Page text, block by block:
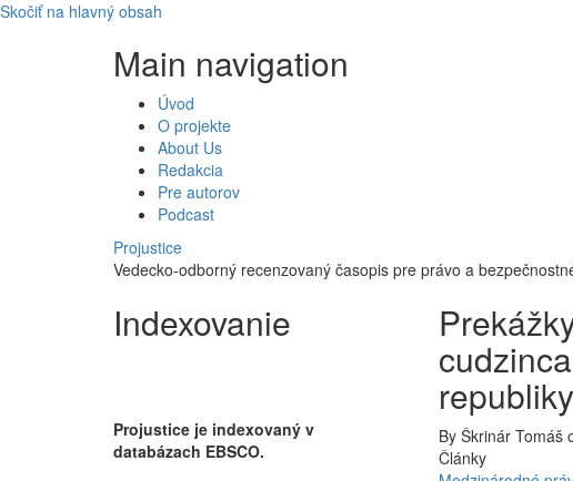
Skočiť na hlavný obsah
Main navigation
Úvod
O projekte
About Us
Redakcia
Pre autorov
Podcast
Projustice
Vedecko-odborný recenzovaný časopis pre právo a
republiky
By Škrinár Tomáš
Články
Indexovanie
Projustice je indexovaný v
databázach EBSCO.